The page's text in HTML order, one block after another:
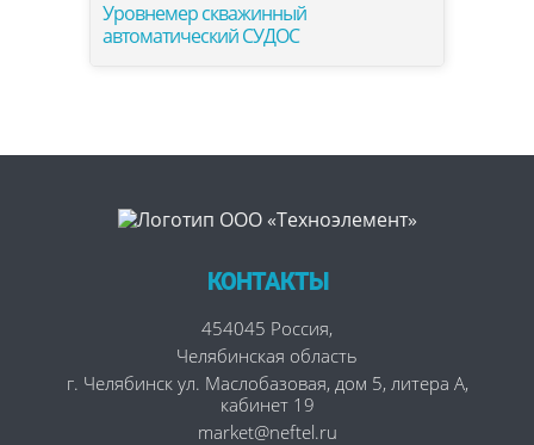
Уровнемер скважинный
автоматический СУДОС
КОНТАКТЫ
454045 Россия,
Челябинская область
г. Челябинск ул. Маслобазовая, дом 5, литера А,
кабинет 19
market@neftel.ru